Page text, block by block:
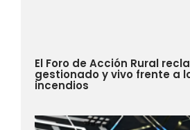
El Foro de Acción Rural
gestionado y vivo frente a
incendios